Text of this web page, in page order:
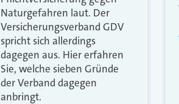
Naturgefahren laut. Der
Versicherungsverband GDV
spricht sich allerdings
dagegen aus. Hier erfahren
Sie, welche sieben Gründe
der Verband dagegen
anbringt.